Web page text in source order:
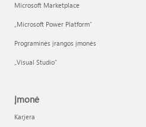
Microsoft Marketplace
„Microsoft Power Platform“
Programinės įrangos įmonės
„Visual Studio“
Įmonė
Karjera